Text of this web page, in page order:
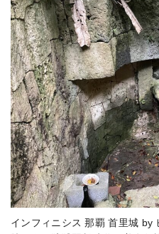
インフィニシス 那覇 首里城 by